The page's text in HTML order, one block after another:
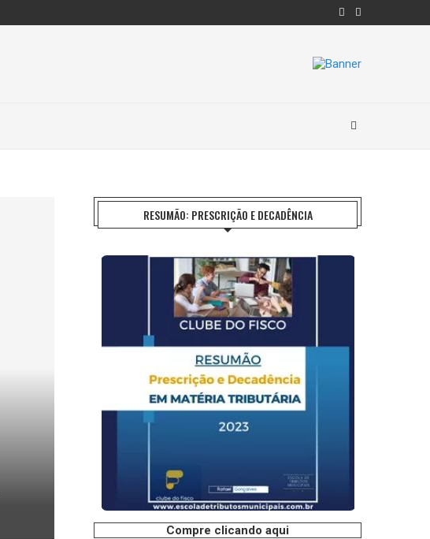
RESUMÃO: PRESCRIÇÃO E DECADÊNCIA
Compre clicando aqui